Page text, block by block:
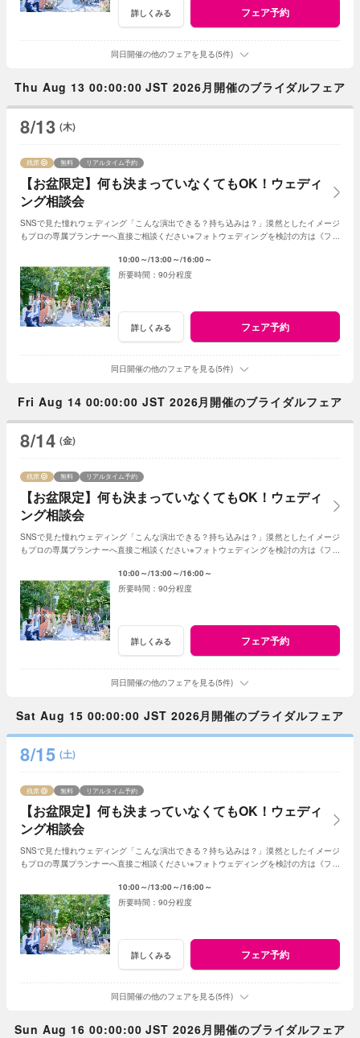
詳しくみる フェア予約
同日開催の他のフェアを見る(5件)
Thu Aug 13 00:00:00 JST 2026月開催のブライダルフェア
8/13 (木)
【お盆限定】何も決まっていなくてもOK！ウェディ
ング相談会
残席 無料 リアルタイム予約
SNSで見た憧れウェディング「こんな演出できる？持ち込みは？」漠然としたイメージ
もプロの専属プランナーへ直接ご相談ください※フォトウェディングを検討の方は《フォ
10:00～ 13:00～ 16:00～
90分程度
詳しくみる フェア予約
同日開催の他のフェアを見る(5件)
Fri Aug 14 00:00:00 JST 2026月開催のブライダルフェア
8/14 (金)
【お盆限定】何も決まっていなくてもOK！ウェディ
ング相談会
残席 無料 リアルタイム予約
SNSで見た憧れウェディング「こんな演出できる？持ち込みは？」漠然としたイメージ
もプロの専属プランナーへ直接ご相談ください※フォトウェディングを検討の方は《フォ
10:00～ 13:00～ 16:00～
90分程度
詳しくみる フェア予約
同日開催の他のフェアを見る(5件)
Sat Aug 15 00:00:00 JST 2026月開催のブライダルフェア
8/15 (土)
【お盆限定】何も決まっていなくてもOK！ウェディ
ング相談会
残席 無料 リアルタイム予約
SNSで見た憧れウェディング「こんな演出できる？持ち込みは？」漠然としたイメージ
もプロの専属プランナーへ直接ご相談ください※フォトウェディングを検討の方は《フォ
10:00～ 13:00～ 16:00～
90分程度
詳しくみる フェア予約
同日開催の他のフェアを見る(5件)
Sun Aug 16 00:00:00 JST 2026月開催のブライダルフェア